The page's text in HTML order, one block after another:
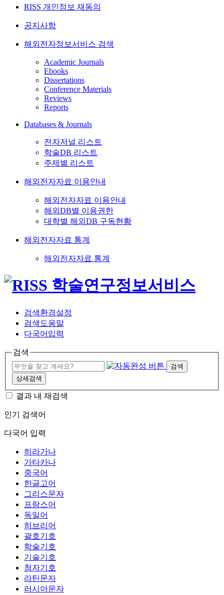
RISS 개인정보 재동의
공지사항
해외전자정보서비스 검색
Academic Journals
Ebooks
Dissertations
Conference Materials
Reviews
Reports
Databases & Journals
전자저널 리스트
학술DB 리스트
주제별 리스트
해외전자자료 이용안내
해외전자자료 이용안내
해외DB별 이용권한
대학별 해외DB 구독현황
해외전자자료 통계
해외전자자료 통계
검색환경설정
검색도움말
다국어입력
검색
검색
상세검색
결과 내 재검색
인기 검색어
다국어 입력
히라가나
가타카나
중국어
한글고어
그리스문자
프랑스어
독일어
히브리어
괄호기호
학술기호
기술기호
첨자기호
라틴문자
러시아문자